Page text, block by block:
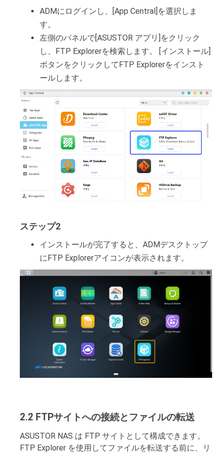
ADMにログインし、[App Central]を選択しま
す。
左側のパネルで[ASUSTOR アプリ]をクリック
し、FTP Explorerを検索します。 [インストール]
ボタンをクリックしてFTP Explorerをインスト
ールします。
ステップ2
インストールが完了すると、ADMデスクトップ
にFTP Explorerアイコンが表示されます。
2.2 FTPサイトへの接続とファイルの転送
ASUSTOR NAS は FTP サイトとして構成できます。
FTP Explorer を使用してファイルを転送する前に、リ